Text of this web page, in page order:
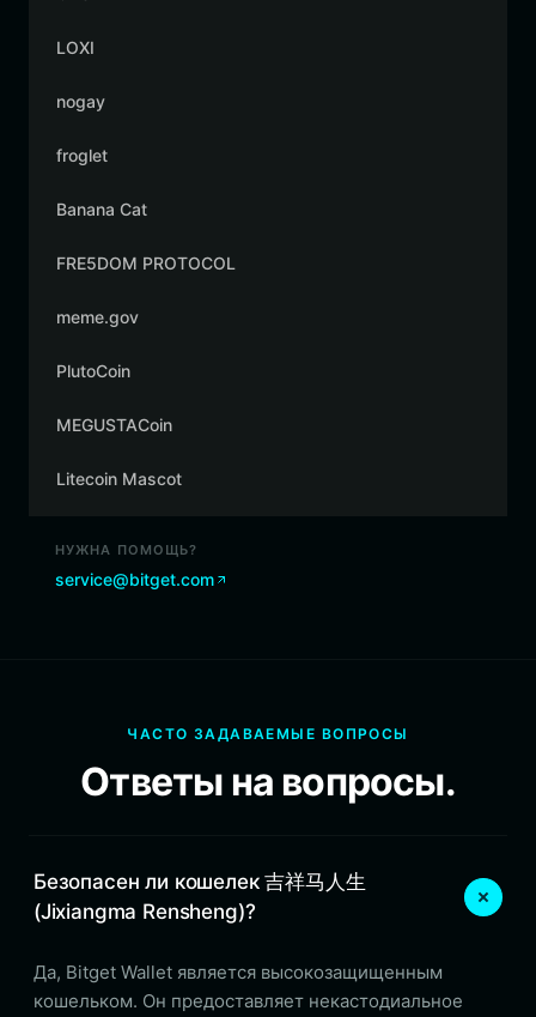
LOXI
nogay
froglet
Banana Cat
FRE5DOM PROTOCOL
meme.gov
PlutoCoin
MEGUSTACoin
Litecoin Mascot
НУЖНА ПОМОЩЬ?
service@bitget.com
ЧАСТО ЗАДАВАЕМЫЕ ВОПРОСЫ
Ответы на вопросы.
Безопасен ли кошелек 吉祥马人生
(Jixiangma Rensheng)?
Да, Bitget Wallet является высокозащищенным
кошельком. Он предоставляет некастодиальное